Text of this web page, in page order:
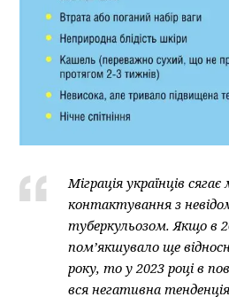
Міграція українців
контактування з
туберкульозом. Якщо в
пом’якшувало ще
року, то у 2023 році в
вся негативна